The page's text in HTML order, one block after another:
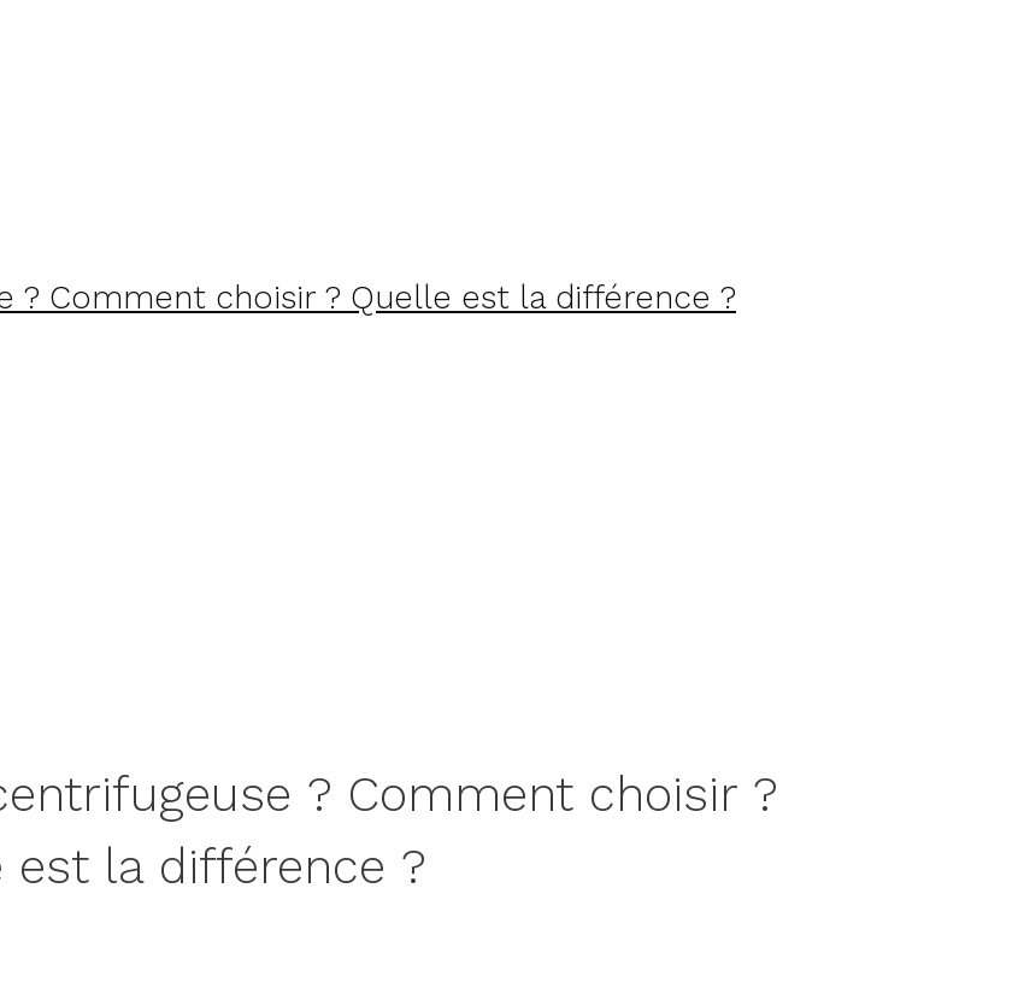
? Comment choisir ? Quelle est la différence ?
? Comment choisir ?
est la différence ?